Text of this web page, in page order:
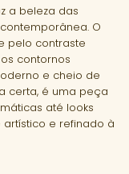
a beleza das
O
pelo contraste
contornos
e cheio de
certa, é uma peça
até looks
e refinado à